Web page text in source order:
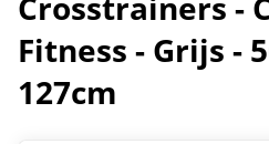
Fitness - Grijs -
127cm